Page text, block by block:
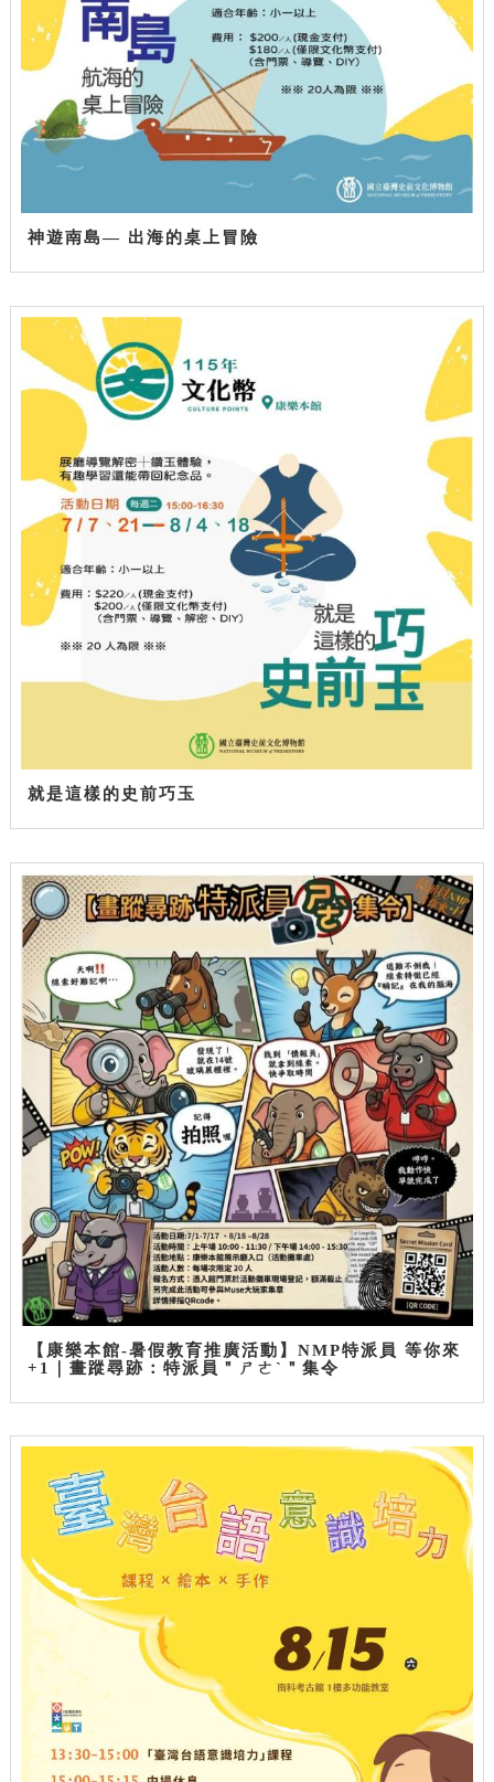
神遊南島— 出海的桌上冒險
就是這樣的史前巧玉
【康樂本館-暑假教育推廣活動】NMP特派員 等你來
+1｜畫蹤尋跡：特派員＂ㄕㄜˋ＂集令